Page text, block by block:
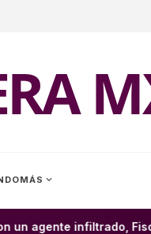
MÁS expand_more
agente infiltrado,